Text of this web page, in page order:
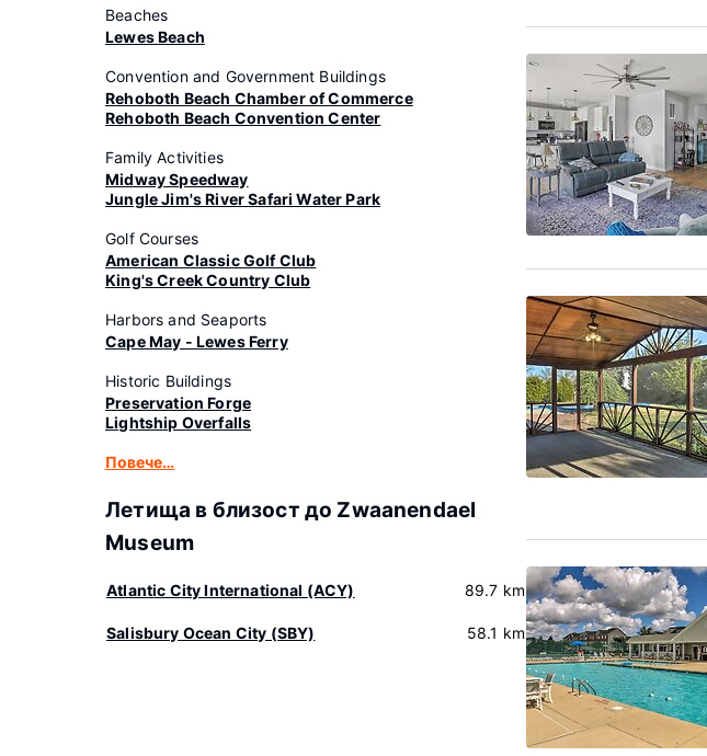
Beaches
Lewes Beach
Convention and Government Buildings
Rehoboth Beach Chamber of Commerce
Rehoboth Beach Convention Center
Family Activities
Midway Speedway
Jungle Jim's River Safari Water Park
Golf Courses
American Classic Golf Club
King's Creek Country Club
Harbors and Seaports
Cape May - Lewes Ferry
Historic Buildings
Preservation Forge
Lightship Overfalls
Повече…
Летища в близост до Zwaanendael
Museum
Atlantic City International (ACY) 89.7 km
Salisbury Ocean City (SBY) 58.1 km